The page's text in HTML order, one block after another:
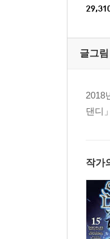
글그
2018
댄디
작가